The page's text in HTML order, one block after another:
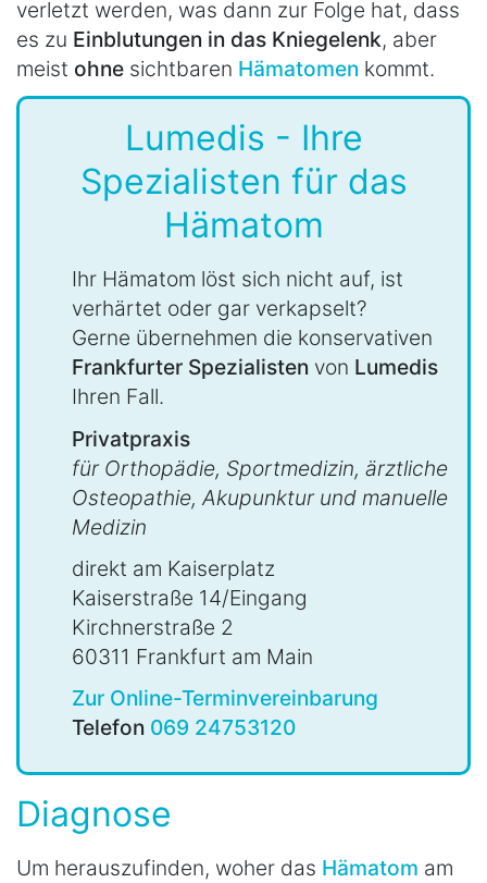
verletzt werden, was dann zur Folge hat, dass
es zu Einblutungen in das Kniegelenk, aber
meist ohne sichtbaren Hämatomen kommt.
Lumedis - Ihre
Spezialisten für das
Hämatom
Ihr Hämatom löst sich nicht auf, ist
verhärtet oder gar verkapselt?
Gerne übernehmen die konservativen
Frankfurter Spezialisten von Lumedis
Ihren Fall.
Privatpraxis
für Orthopädie, Sportmedizin, ärztliche
Osteopathie, Akupunktur und manuelle
Medizin
direkt am Kaiserplatz
Kaiserstraße 14/Eingang
Kirchnerstraße 2
60311 Frankfurt am Main
Zur Online-Terminvereinbarung
Telefon 069 24753120
Diagnose
Um herauszufinden, woher das Hämatom am